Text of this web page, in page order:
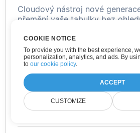
Cloudový nástroj nové
přemění vaše tabulky bez
přehlednými grafy,
profesionálně stylizovaným
Ať už připravujete prezentaci
místnost, PDF dokument pro
interaktivní HTML briefing,
Designer se postará o tu
umožní soustředit se na příběh,
za daty.
COOKIE NOTICE
To provide you with the best experience,
personalization, analytics, and ads. By
toour cookie policy.
ACCEPT
CUSTOMIZE